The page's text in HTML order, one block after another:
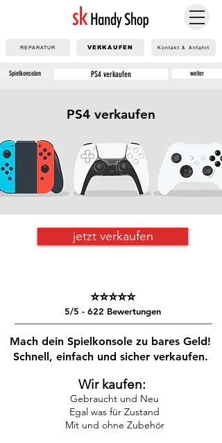
VERKAUFEN
REPARATUR Kontakt & Anfahrt
Spielkonsolen PS4 verkaufen weiter
PS4 verkaufen
jetzt verkaufen
⭐⭐⭐⭐⭐
5/5 - 622 Bewertungen
Mach dein Spielkonsole zu bares Geld!
Schnell, einfach und sicher verkaufen.​
Wir kaufen: ​
Gebraucht und Neu
Egal was für Zustand
Mit und ohne Zubehör